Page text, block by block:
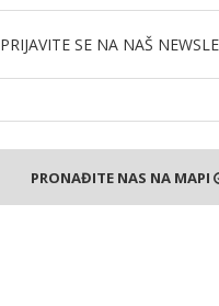
PRIJAVITE SE NA NAŠ
PRONAĐITE NAS NA MAPI